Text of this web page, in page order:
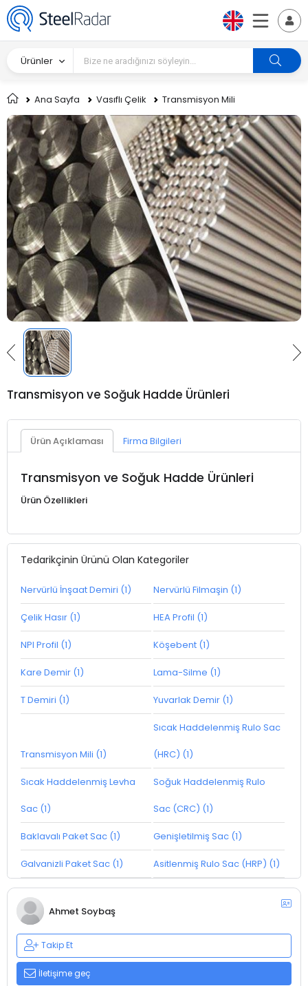
Ürünler
Ana Sayfa Vasıflı Çelik Transmisyon Mili
Transmisyon ve Soğuk Hadde Ürünleri
Ürün Açıklaması Firma Bilgileri
Transmisyon ve Soğuk Hadde Ürünleri
Ürün Özellikleri
Tedarikçinin Ürünü Olan Kategoriler
Nervürlü İnşaat Demiri (1) Nervürlü Filmaşin (1)
Çelik Hasır (1) HEA Profil (1)
NPI Profil (1) Köşebent (1)
Kare Demir (1) Lama-Silme (1)
T Demiri (1) Yuvarlak Demir (1)
Transmisyon Mili (1)
Sıcak Haddelenmiş Rulo Sac
(HRC) (1)
Sıcak Haddelenmiş Levha
Sac (1)
Soğuk Haddelenmiş Rulo
Sac (CRC) (1)
Baklavalı Paket Sac (1) Genişletilmiş Sac (1)
Galvanizli Paket Sac (1) Asitlenmiş Rulo Sac (HRP) (1)
Ahmet Soybaş
Takip Et
İletişime geç